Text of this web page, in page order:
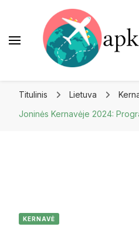
Titulinis Lietuva
Joninės Kernavėje 2024:
KERNAVĖ